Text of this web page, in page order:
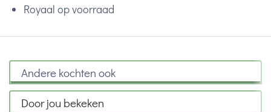
Royaal op voorraad
Andere kochten ook
Door jou bekeken